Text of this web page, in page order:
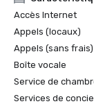
Accès Internet
Appels (locaux)
Appels (sans frais)
Boîte vocale
Service de
Services de